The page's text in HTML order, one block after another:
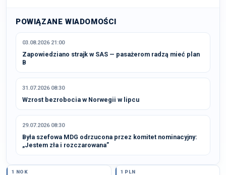
POWIĄZANE WIADOMOŚCI
03.08.2026 21:00
Zapowiedziano strajk w SAS — pasażerom radzą mieć plan
B
31.07.2026 08:30
Wzrost bezrobocia w Norwegii w lipcu
29.07.2026 08:30
Była szefowa MDG odrzucona przez komitet nominacyjny:
„Jestem zła i rozczarowana”
1 NOK 1 PLN